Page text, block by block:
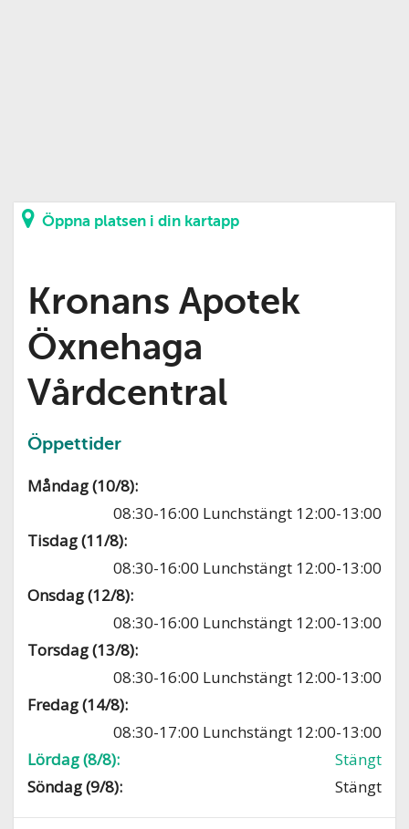
Öppna platsen i din kartapp
Kronans Apotek
Öxnehaga
Vårdcentral
Öppettider
Måndag (10/8):
08:30-16:00 Lunchstängt 12:00-13:00
Tisdag (11/8):
08:30-16:00 Lunchstängt 12:00-13:00
Onsdag (12/8):
08:30-16:00 Lunchstängt 12:00-13:00
Torsdag (13/8):
08:30-16:00 Lunchstängt 12:00-13:00
Fredag (14/8):
08:30-17:00 Lunchstängt 12:00-13:00
Lördag (8/8):
Stängt
Söndag (9/8):
Stängt